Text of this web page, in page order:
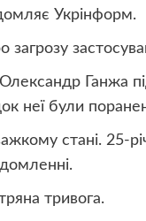
Укрінформ.
Ганжа
неї були
стані. 25-
тривога.